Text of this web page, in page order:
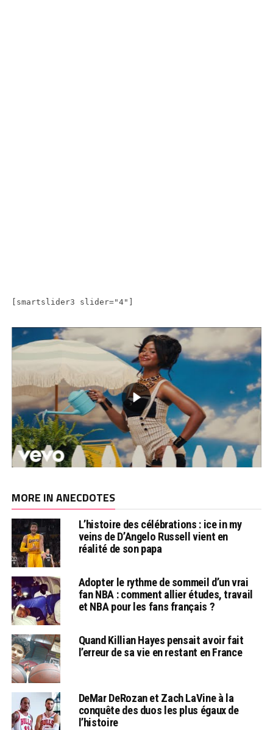
[smartslider3 slider="4"]
MORE IN ANECDOTES
L’histoire des célébrations : ice in my
veins de D’Angelo Russell vient en
réalité de son papa
Adopter le rythme de sommeil d’un vrai
fan NBA : comment allier études, travail
et NBA pour les fans français ?
Quand Killian Hayes pensait avoir fait
l’erreur de sa vie en restant en France
DeMar DeRozan et Zach LaVine à la
conquête des duos les plus égaux de
l’histoire